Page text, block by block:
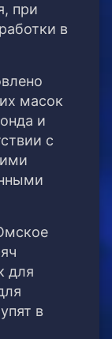
при
в
масок
и
с
для
в